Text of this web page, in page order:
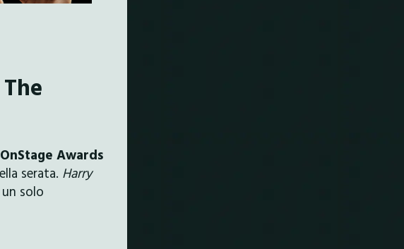
Awards
serata. Harry
solo